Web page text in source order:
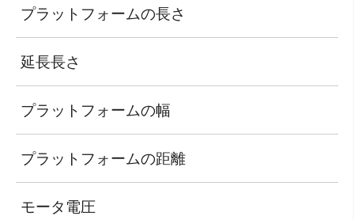
プラットフォームの長さ
延長長さ
プラットフォームの幅
プラットフォームの距離
モータ電圧